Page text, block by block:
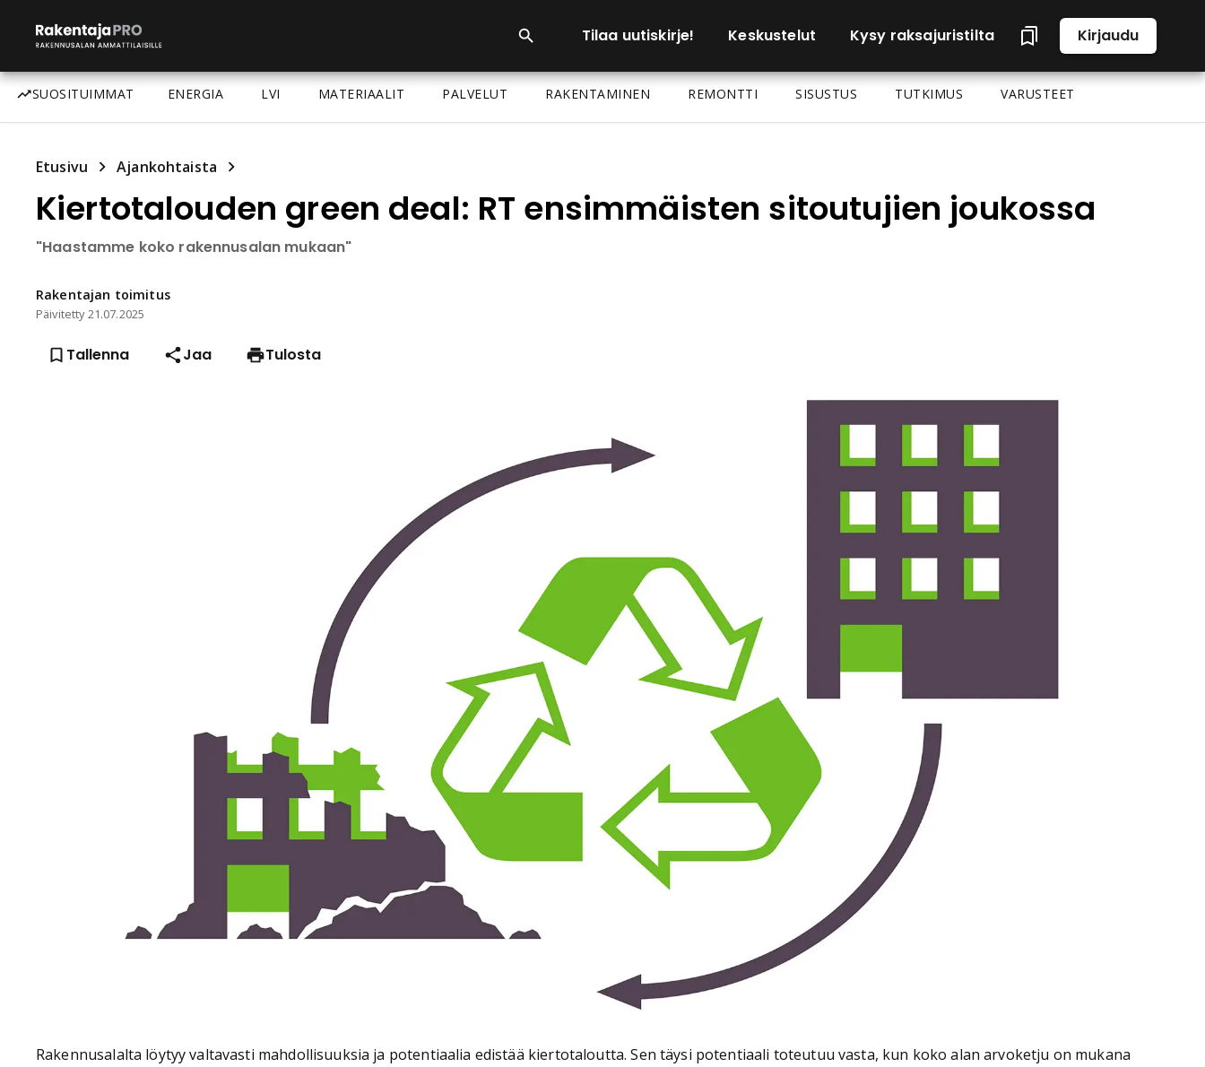
Tilaa uutiskirje! Keskustelut Kysy raksajuristilta Kirjaudu
SUOSITUIMMAT ENERGIA LVI MATERIAALIT PALVELUT RAKENTAMINEN REMONTTI SISUSTUS TUTKIMUS VARUSTEET
Etusivu Ajankohtaista
Kiertotalouden green deal: RT ensimmäisten sitoutujien joukossa
"Haastamme koko rakennusalan mukaan"
Rakentajan toimitus
Päivitetty21.07.2025
Tallenna Jaa Tulosta
Rakennusalalta löytyy valtavasti mahdollisuuksia ja potentiaalia edistää kiertotaloutta. Sen täysi potentiaali toteutuu vasta, kun koko alan arvoketju on mukana